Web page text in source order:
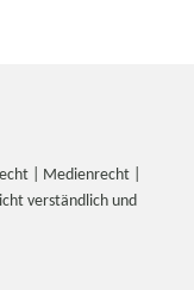
| Medienrecht |
verständlich und